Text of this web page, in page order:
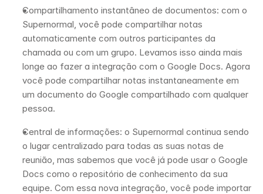
Compartilhamento instantâneo de documentos: com o
Supernormal, você pode compartilhar notas
automaticamente com outros participantes da
chamada ou com um grupo. Levamos isso ainda mais
longe ao fazer a integração com o Google Docs. Agora
você pode compartilhar notas instantaneamente em
um documento do Google compartilhado com qualquer
pessoa.
Central de informações: o Supernormal continua sendo
o lugar centralizado para todas as suas notas de
reunião, mas sabemos que você já pode usar o Google
Docs como o repositório de conhecimento da sua
equipe. Com essa nova integração, você pode importar